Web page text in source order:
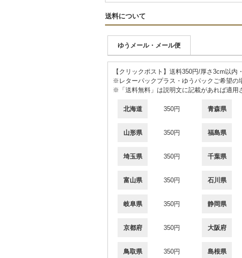
送料について
ゆうメール・メール便
【クリックポスト】送料350円/厚さ3cm以
※レターパックプラス・ゆうパックご希望の
※「送料無料」は説明文に記載があれば適用
北海道 350円 青森県
山形県 350円 福島県
埼玉県 350円 千葉県
富山県 350円 石川県
岐阜県 350円 静岡県
京都府 350円 大阪府
鳥取県 350円 島根県